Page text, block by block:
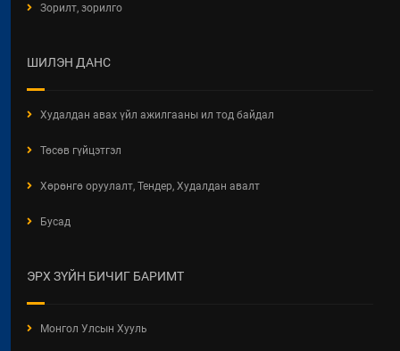
Зорилт, зорилго
ШИЛЭН ДАНС
Худалдан авах үйл ажилгааны ил тод байдал
Төсөв гүйцэтгэл
Хөрөнгө оруулалт, Тендер, Худалдан авалт
Бусад
ЭРХ ЗҮЙН БИЧИГ БАРИМТ
Монгол Улсын Хууль